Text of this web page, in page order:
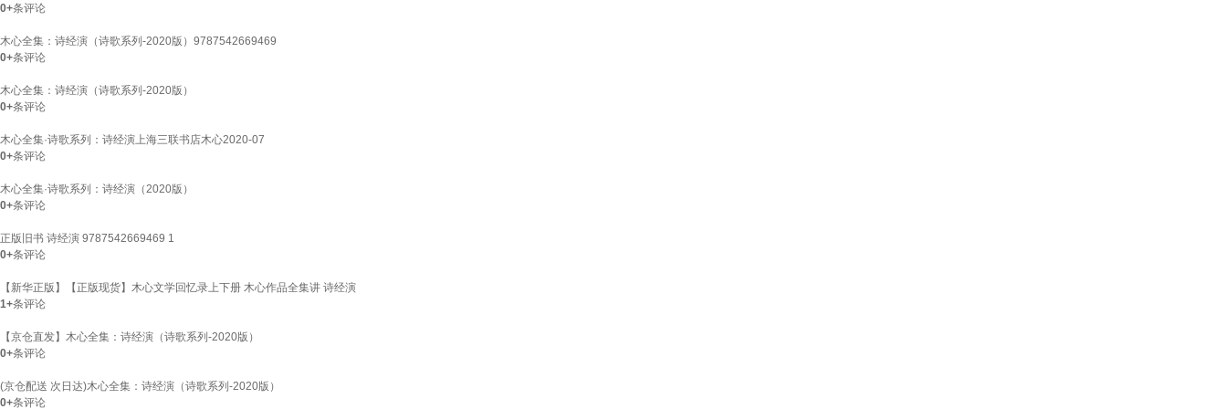
0+条评论
木心全集：诗经演（诗歌系列-2020版）9787542669469
0+条评论
木心全集：诗经演（诗歌系列-2020版）
0+条评论
木心全集·诗歌系列：诗经演上海三联书店木心2020-07
0+条评论
木心全集·诗歌系列：诗经演（2020版）
0+条评论
正版旧书 诗经演 9787542669469 1
0+条评论
【新华正版】【正版现货】木心文学回忆录上下册 木心作品全集讲 诗经演
1+条评论
【京仓直发】木心全集：诗经演（诗歌系列-2020版）
0+条评论
(京仓配送 次日达)木心全集：诗经演（诗歌系列-2020版）
0+条评论